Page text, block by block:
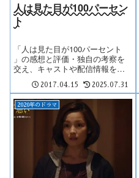
人は見た目が100パーセン
ト
「人は見た目が100パーセント
」の感想と評価・独自の考察を
交え、キャストや配信情報を徹
2017.04.15 2025.07.31
2020年のドラマ